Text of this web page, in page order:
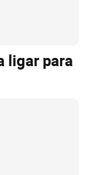
ligar para